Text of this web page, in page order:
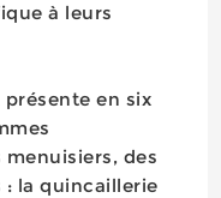
à leurs
présente en six
menuisiers, des
: la quincaillerie